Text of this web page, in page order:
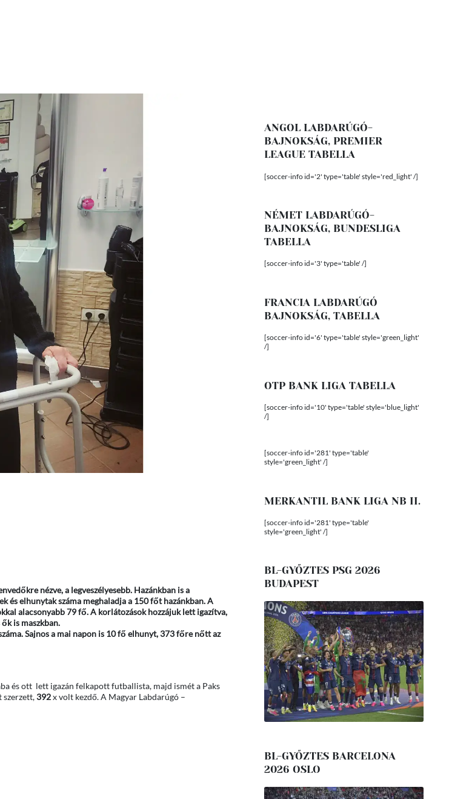
nézve, a legveszélyesebb. Hazánkban is a
elhunytak száma meghaladja a 150 főt hazánkban. A
alacsonyabb 79 fő. A korlátozások hozzájuk lett igazítva,
is maszkban.
Sajnos a mai napon is 10 fő elhunyt, 373 főre nőtt az
és ott lett igazán felkapott futballista, majd ismét a Paks
392x volt kezdő. A Magyar Labdarúgó –
ANGOL LABDARÚGÓ-
BAJNOKSÁG, PREMIER
LEAGUE TABELLA
[soccer-info id='2' type='table' style='red_light' /]
NÉMET LABDARÚGÓ-
BAJNOKSÁG, BUNDESLIGA
TABELLA
[soccer-info id='3' type='table' /]
FRANCIA LABDARÚGÓ
BAJNOKSÁG, TABELLA
[soccer-info id='6' type='table' style='green_light'
/]
OTP BANK LIGA TABELLA
[soccer-info id='10' type='table' style='blue_light'
/]
[soccer-info id='281' type='table'
style='green_light' /]
MERKANTIL BANK LIGA NB II.
[soccer-info id='281' type='table'
style='green_light' /]
BL-GYŐZTES PSG 2026
BUDAPEST
BL-GYŐZTES BARCELONA
2026 OSLO